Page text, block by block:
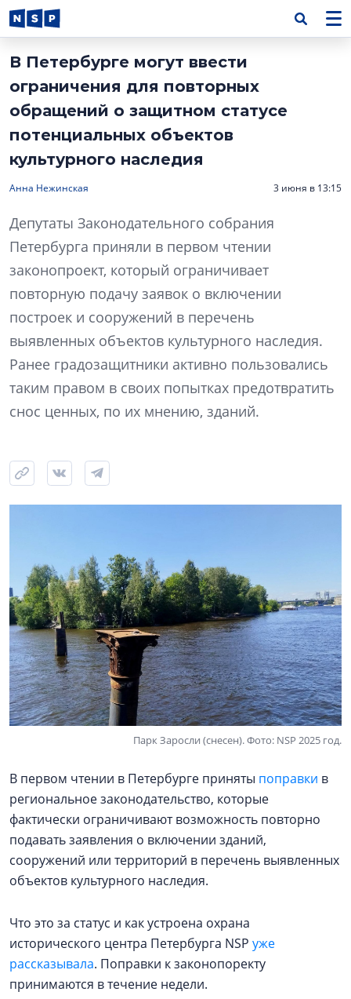
В Петербурге могут ввести
ограничения для повторных
обращений о защитном статусе
потенциальных объектов
культурного наследия
Анна Нежинская 3 июня в 13:15
Депутаты Законодательного собрания
Петербурга приняли в первом чтении
законопроект, который ограничивает
повторную подачу заявок о включении
построек и сооружений в перечень
выявленных объектов культурного наследия.
Ранее градозащитники активно пользовались
таким правом в своих попытках предотвратить
снос ценных, по их мнению, зданий.
Парк Заросли (снесен). Фото: NSP 2025 год.
В первом чтении в Петербурге приняты поправки в
региональное законодательство, которые
фактически ограничивают возможность повторно
подавать заявления о включении зданий,
сооружений или территорий в перечень выявленных
объектов культурного наследия.
Что это за статус и как устроена охрана
исторического центра Петербурга NSP уже
рассказывала. Поправки к законопоректу
принимаются в течение недели.